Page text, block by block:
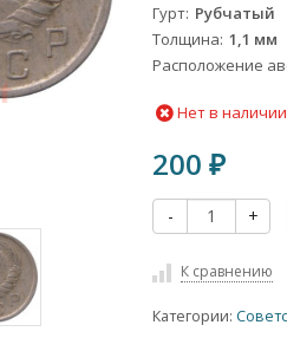
Гурт Рубчатый
Толщина 1,1 мм
Расположение
Нет в наличии
200₽
- +
К сравнению
Категории: